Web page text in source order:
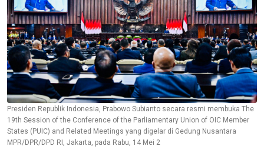
Presiden Republik Indonesia, Prabowo Subianto secara resmi membuka The
19th Session of the Conference of the Parliamentary Union of OIC Member
States (PUIC) and Related Meetings yang digelar di Gedung Nusantara
MPR/DPR/DPD RI, Jakarta, pada Rabu, 14 Mei 2